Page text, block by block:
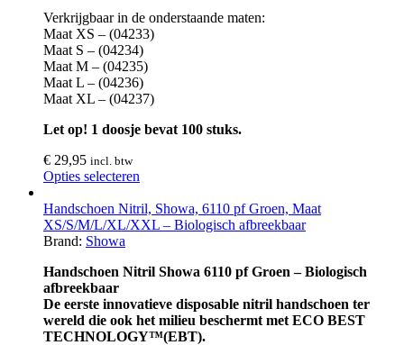
Verkrijgbaar in de onderstaande maten:
Maat XS – (04233)
Maat S – (04234)
Maat M – (04235)
Maat L – (04236)
Maat XL – (04237)
Let op! 1 doosje bevat 100 stuks.
€ 29,95 incl. btw
Opties selecteren
Handschoen Nitril, Showa, 6110 pf Groen, Maat
XS/S/M/L/XL/XXL – Biologisch afbreekbaar
Brand: Showa
Handschoen Nitril Showa 6110 pf Groen – Biologisch
afbreekbaar
De eerste innovatieve disposable nitril handschoen ter
wereld die ook het milieu beschermt met ECO BEST
TECHNOLOGY™(EBT).